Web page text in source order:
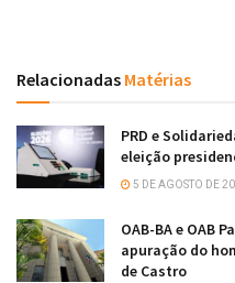
Relacionadas Matérias
PRD e
eleição
5 DE AGOSTO DE
OAB-BA e OAB
apuração do
de Castro